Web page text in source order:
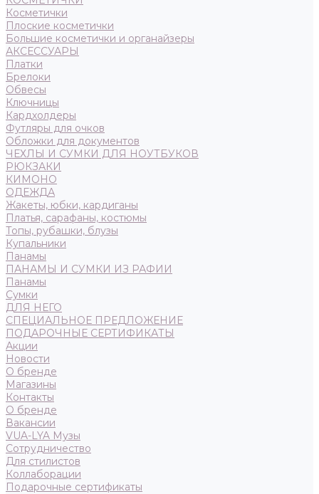
Косметички
Плоские косметички
Большие косметички и органайзеры
АКСЕССУАРЫ
Платки
Брелоки
Обвесы
Ключницы
Кардхолдеры
Футляры для очков
Обложки для документов
ЧЕХЛЫ И СУМКИ ДЛЯ НОУТБУКОВ
РЮКЗАКИ
КИМОНО
ОДЕЖДА
Жакеты, юбки, кардиганы
Платья, сарафаны, костюмы
Топы, рубашки, блузы
Купальники
Панамы
ПАНАМЫ И СУМКИ ИЗ РАФИИ
Панамы
Сумки
ДЛЯ НЕГО
СПЕЦИАЛЬНОЕ ПРЕДЛОЖЕНИЕ
ПОДАРОЧНЫЕ СЕРТИФИКАТЫ
Акции
Новости
О бренде
Магазины
Контакты
О бренде
Вакансии
VUA-LYA Музы
Сотрудничество
Для стилистов
Коллаборации
Подарочные сертификаты